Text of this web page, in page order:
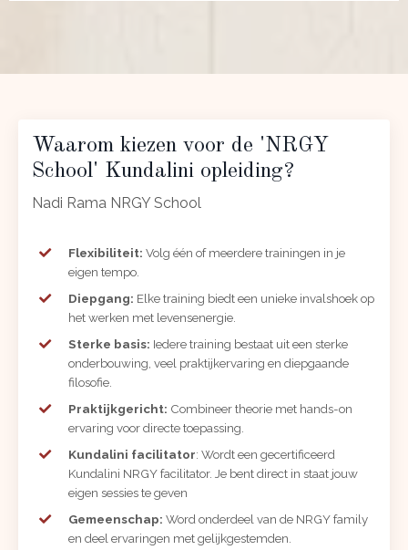
Waarom kiezen voor de 'NRGY
School' Kundalini opleiding?
Nadi Rama NRGY School
Flexibiliteit: Volg één of meerdere trainingen in je
eigen tempo.
Diepgang: Elke training biedt een unieke invalshoek op
het werken met levensenergie.
Sterke basis: Iedere training bestaat uit een sterke
onderbouwing, veel praktijkervaring en diepgaande
filosofie.
Praktijkgericht: Combineer theorie met hands-on
ervaring voor directe toepassing.
Kundalini facilitator: Wordt een gecertificeerd
Kundalini NRGY facilitator. Je bent direct in staat jouw
eigen sessies te geven
Gemeenschap: Word onderdeel van de NRGY family
en deel ervaringen met gelijkgestemden.